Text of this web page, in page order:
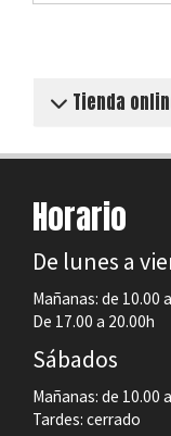
Tienda
Horario
De lunes a
Mañanas: de 10.00
De 17.00 a 20.00h
Sábados
Mañanas: de 10.00
Tardes: cerrado